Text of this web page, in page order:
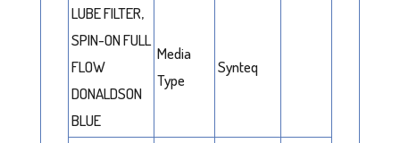
LUBE FILTER,
SPIN-ON FULL
FLOW
DONALDSON
BLUE
Media
Type
Synteq